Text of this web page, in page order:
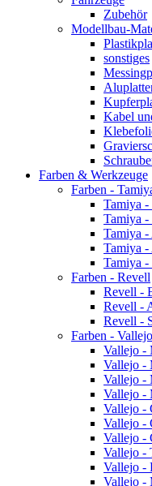
Zubehör
Modellbau-
sonstiges
Kabel
Farben & Werkzeuge
Farben -
Tamiya -
Tamiya -
Tamiya -
Tamiya -
Tamiya -
Farben - Revell
Revell -
Revell -
Revell -
Farben - Vallejo
Vallejo -
Vallejo -
Vallejo -
Vallejo -
Vallejo -
Vallejo -
Vallejo -
Vallejo -
Vallejo -
Vallejo -